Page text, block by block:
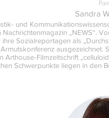
Sandra
und
„NEWS“.
Sozialreportagen als
Filmzeitschrift
Schwerpunkte liegen in den